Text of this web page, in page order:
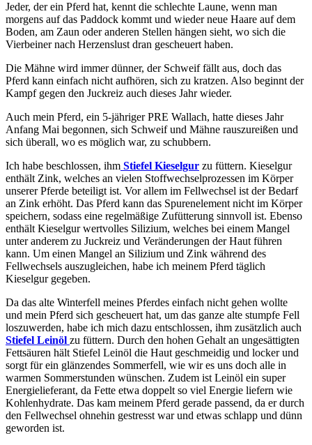
Jeder, der ein Pferd hat, kennt die schlechte Laune, wenn man
morgens auf das Paddock kommt und wieder neue Haare auf dem
Boden, am Zaun oder anderen Stellen hängen sieht, wo sich die
Vierbeiner nach Herzenslust dran gescheuert haben.
Die Mähne wird immer dünner, der Schweif fällt aus, doch das
Pferd kann einfach nicht aufhören, sich zu kratzen. Also beginnt der
Kampf gegen den Juckreiz auch dieses Jahr wieder.
Auch mein Pferd, ein 5-jähriger PRE Wallach, hatte dieses Jahr
Anfang Mai begonnen, sich Schweif und Mähne rauszureißen und
sich überall, wo es möglich war, zu schubbern.
Ich habe beschlossen, ihm Stiefel Kieselgur zu füttern. Kieselgur
enthält Zink, welches an vielen Stoffwechselprozessen im Körper
unserer Pferde beteiligt ist. Vor allem im Fellwechsel ist der Bedarf
an Zink erhöht. Das Pferd kann das Spurenelement nicht im Körper
speichern, sodass eine regelmäßige Zufütterung sinnvoll ist. Ebenso
enthält Kieselgur wertvolles Silizium, welches bei einem Mangel
unter anderem zu Juckreiz und Veränderungen der Haut führen
kann. Um einen Mangel an Silizium und Zink während des
Fellwechsels auszugleichen, habe ich meinem Pferd täglich
Kieselgur gegeben.
Da das alte Winterfell meines Pferdes einfach nicht gehen wollte
und mein Pferd sich gescheuert hat, um das ganze alte stumpfe Fell
loszuwerden, habe ich mich dazu entschlossen, ihm zusätzlich auch
Stiefel Leinöl zu füttern. Durch den hohen Gehalt an ungesättigten
Fettsäuren hält Stiefel Leinöl die Haut geschmeidig und locker und
sorgt für ein glänzendes Sommerfell, wie wir es uns doch alle in
warmen Sommerstunden wünschen. Zudem ist Leinöl ein super
Energielieferant, da Fette etwa doppelt so viel Energie liefern wie
Kohlenhydrate. Das kam meinem Pferd gerade passend, da er durch
den Fellwechsel ohnehin gestresst war und etwas schlapp und dünn
geworden ist.